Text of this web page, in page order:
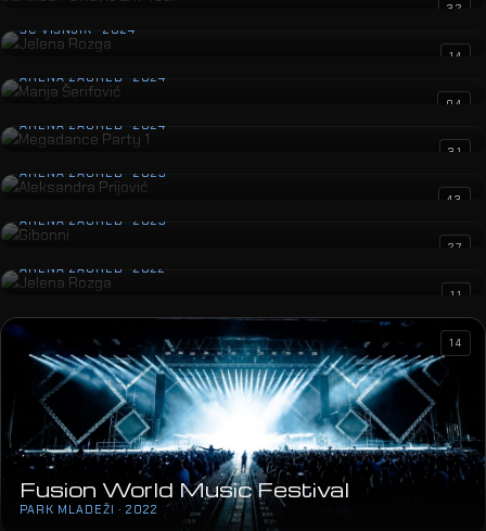
32
Jelena Rozga
ŠC VIŠNJIK · 2024
14
Marija Šerifović
ARENA ZAGREB · 2024
04
Megadance Party 1
ARENA ZAGREB · 2024
31
Aleksandra Prijović
ARENA ZAGREB · 2023
43
Gibonni
ARENA ZAGREB · 2023
27
Jelena Rozga
ARENA ZAGREB · 2022
11
Fusion World Music Festival
PARK MLADEŽI · 2022
14